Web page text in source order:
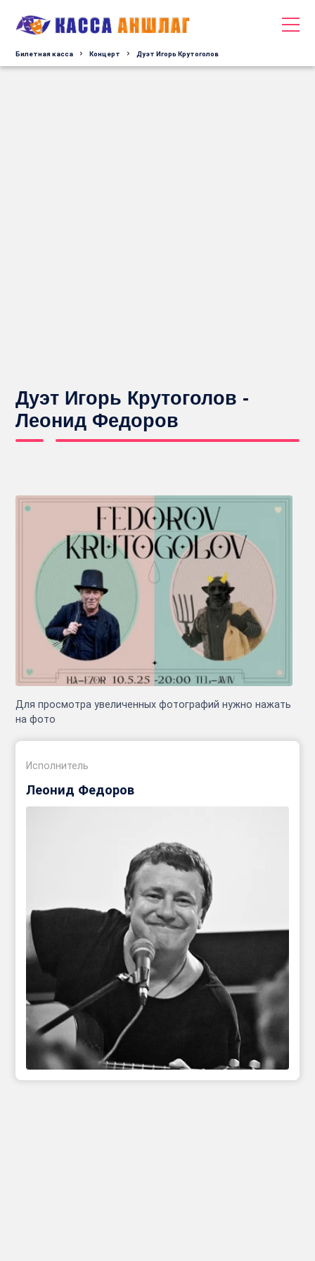
Билетная касса Концерт Дуэт Игорь Крутоголов
Дуэт Игорь Крутоголов -
Леонид Федоров
Для просмотра увеличенных фотографий нужно нажать
на фото
Исполнитель
Леонид Федоров